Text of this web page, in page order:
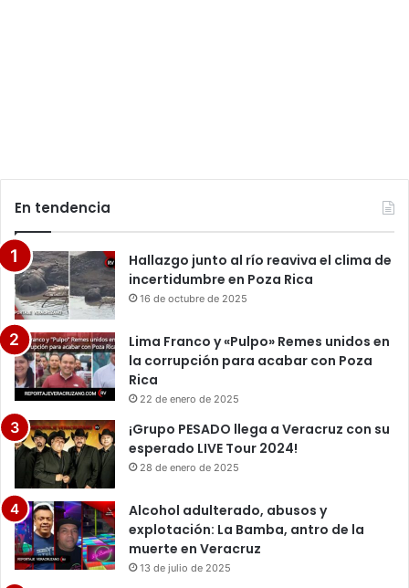
En tendencia
Hallazgo junto al río reaviva el clima de
incertidumbre en Poza Rica
16 de octubre de 2025
Lima Franco y «Pulpo» Remes unidos en
la corrupción para acabar con Poza
Rica
22 de enero de 2025
¡Grupo PESADO llega a Veracruz con su
esperado LIVE Tour 2024!
28 de enero de 2025
Alcohol adulterado, abusos y
explotación: La Bamba, antro de la
muerte en Veracruz
13 de julio de 2025